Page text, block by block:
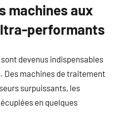
machines aux
performants
devenus indispensables
Des machines de traitement
surpuissants, les
en quelques